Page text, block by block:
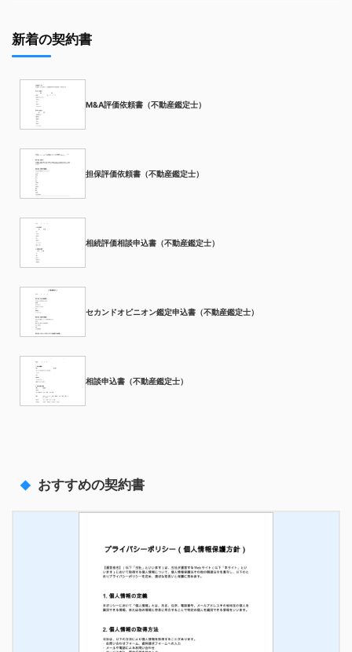
新着の契約書
M&A評価依頼書（不動産鑑定士）
担保評価依頼書（不動産鑑定士）
相続評価相談申込書（不動産鑑定士）
セカンドオピニオン鑑定申込書（不動産鑑定士）
相談申込書（不動産鑑定士）
おすすめの契約書